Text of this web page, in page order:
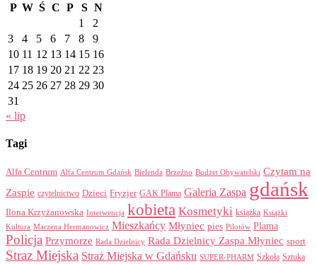
P W Ś C P S N
1
2
3
4 5 6 7 8
9
10 11 12 13 14 15 16
17 18 19 20 21 22 23
24 25 26 27 28 29 30
31
« lip
Tagi
Alfa Centrum Alfa Centrum Gdańsk Bielenda Brzeźno Budżet Obywatelski Czytam na
Zaspie czytelnictwo Dzieci Fryzjer GAK Plama Galeria Zaspa gdańsk
Ilona Krzyżanowska Interwencja kobieta Kosmetyki książka Książki
Kultura Marzena Hermanowicz Mieszkańcy Młyniec pies Pilotów Plama
Policja Przymorze Rada Dzielnicy Rada Dzielnicy Zaspa Młyniec sport
Straz Miejska Straż Miejska w Gdańsku SUPER-PHARM Szkoła Sztuka